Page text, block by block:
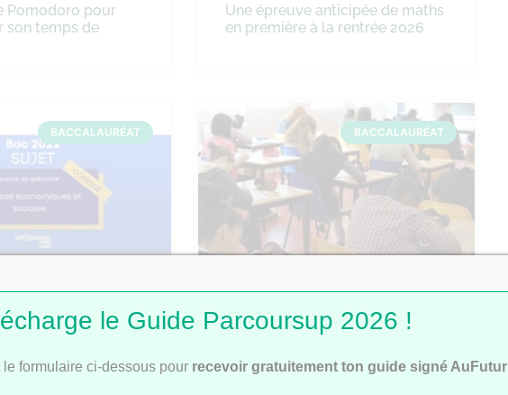
Pomodoro pour
son temps de
Une épreuve anticipée de maths
en première à la rentrée 2026
BACCALAURÉAT
du sujet de
BACCALAURÉAT
Bac 2026 : comment se passent
les rattrapages ?
le Guide Parcoursup 2026 !
formulaire ci-dessous pour recevoir gratuitement ton guide signé AuFutur